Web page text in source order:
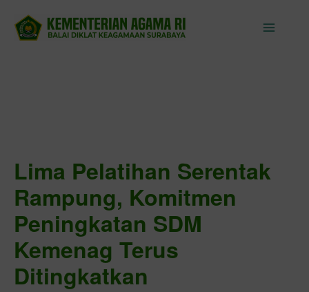
content
Lima Pelatihan Serentak
Rampung, Komitmen
Peningkatan SDM
Kemenag Terus
Ditingkatkan